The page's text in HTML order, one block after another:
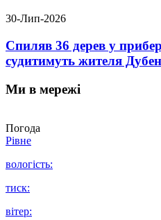
30-Лип-2026
Спиляв 36 дерев у
судитимуть жителя
Ми в мережі
Погода
Рівне
вологість:
тиск:
вітер: